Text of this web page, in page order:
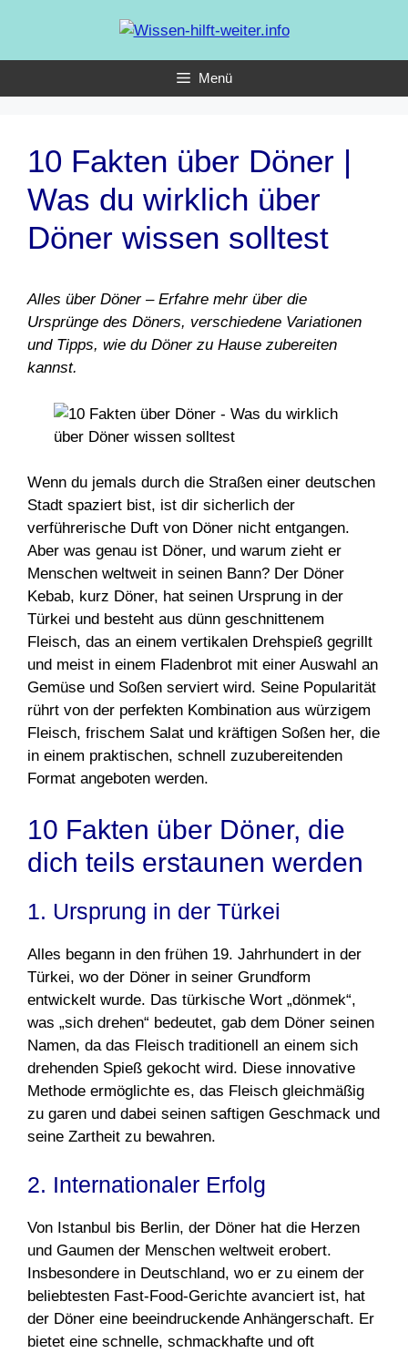
springen
Menü
10 Fakten über Döner |
Was du wirklich über
Döner wissen solltest
Alles über Döner – Erfahre mehr über die
Ursprünge des Döners, verschiedene Variationen
und Tipps, wie du Döner zu Hause zubereiten
kannst.
Wenn du jemals durch die Straßen einer deutschen
Stadt spaziert bist, ist dir sicherlich der
verführerische Duft von Döner nicht entgangen.
Aber was genau ist Döner, und warum zieht er
Menschen weltweit in seinen Bann? Der Döner
Kebab, kurz Döner, hat seinen Ursprung in der
Türkei und besteht aus dünn geschnittenem
Fleisch, das an einem vertikalen Drehspieß gegrillt
und meist in einem Fladenbrot mit einer Auswahl an
Gemüse und Soßen serviert wird. Seine Popularität
rührt von der perfekten Kombination aus würzigem
Fleisch, frischem Salat und kräftigen Soßen her, die
in einem praktischen, schnell zuzubereitenden
Format angeboten werden.
10 Fakten über Döner, die
dich teils erstaunen werden
1. Ursprung in der Türkei
Alles begann in den frühen 19. Jahrhundert in der
Türkei, wo der Döner in seiner Grundform
entwickelt wurde. Das türkische Wort „dönmek“,
was „sich drehen“ bedeutet, gab dem Döner seinen
Namen, da das Fleisch traditionell an einem sich
drehenden Spieß gekocht wird. Diese innovative
Methode ermöglichte es, das Fleisch gleichmäßig
zu garen und dabei seinen saftigen Geschmack und
seine Zartheit zu bewahren.
2. Internationaler Erfolg
Von Istanbul bis Berlin, der Döner hat die Herzen
und Gaumen der Menschen weltweit erobert.
Insbesondere in Deutschland, wo er zu einem der
beliebtesten Fast-Food-Gerichte avanciert ist, hat
der Döner eine beeindruckende Anhängerschaft. Er
bietet eine schnelle, schmackhafte und oft